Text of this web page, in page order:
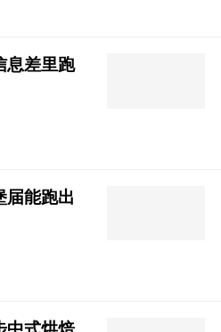
息差里跑
届能跑出